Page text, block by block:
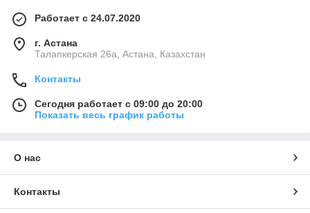
Работает с 24.07.2020
г. Астана
Талапкерская 26а, Астана, Казахстан
Контакты
Сегодня работает с 09:00 до 20:00
Показать весь график работы
О нас
Контакты